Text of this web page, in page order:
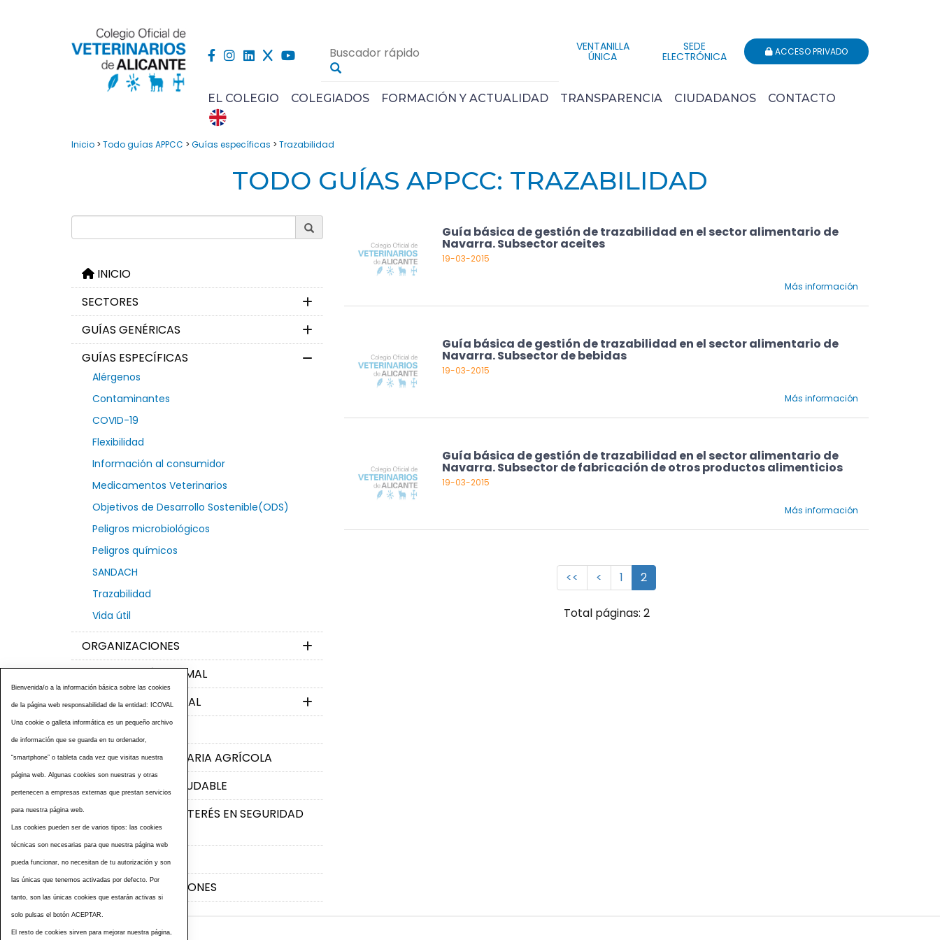
VENTANILLA
ÚNICA
SEDE
ELECTRÓNICA ACCESO PRIVADO
EL COLEGIO COLEGIADOS FORMACIÓN Y ACTUALIDAD TRANSPARENCIA CIUDADANOS CONTACTO
Inicio > Todo guías APPCC > Guías específicas > Trazabilidad
TODO GUÍAS APPCC: TRAZABILIDAD
INICIO
SECTORES
GUÍAS GENÉRICAS
GUÍAS ESPECÍFICAS
Alérgenos
Contaminantes
COVID-19
Flexibilidad
Información al consumidor
Medicamentos Veterinarios
Objetivos de Desarrollo Sostenible(ODS)
Peligros microbiológicos
Peligros químicos
SANDACH
Trazabilidad
Vida útil
ORGANIZACIONES
ALIMENTACIÓN ANIMAL
PRODUCCIÓN ANIMAL
BIENESTAR ANIMAL
PRODUCCIÓN PRIMARIA AGRÍCOLA
ALIMENTACIÓN SALUDABLE
ENLACES WEB DE INTERÉS EN SEGURIDAD
ALIMENTARIA
CONTACTO
ÚLTIMAS PUBLICACIONES
Guía básica de gestión de trazabilidad en el sector alimentario de
Navarra. Subsector aceites
19-03-2015
Más información
Guía básica de gestión de trazabilidad en el sector alimentario de
Navarra. Subsector de bebidas
19-03-2015
Más información
Guía básica de gestión de trazabilidad en el sector alimentario de
Navarra. Subsector de fabricación de otros productos alimenticios
19-03-2015
Más información
<< < 1 2
Total páginas: 2
Bienvenida/o a la información básica sobre las cookies
de la página web responsabilidad de la entidad: ICOVAL
Una cookie o galleta informática es un pequeño archivo
de información que se guarda en tu ordenador,
“smartphone” o tableta cada vez que visitas nuestra
página web. Algunas cookies son nuestras y otras
pertenecen a empresas externas que prestan servicios
para nuestra página web.
Las cookies pueden ser de varios tipos: las cookies
técnicas son necesarias para que nuestra página web
pueda funcionar, no necesitan de tu autorización y son
las únicas que tenemos activadas por defecto. Por
tanto, son las únicas cookies que estarán activas si
solo pulsas el botón ACEPTAR.
El resto de cookies sirven para mejorar nuestra página,